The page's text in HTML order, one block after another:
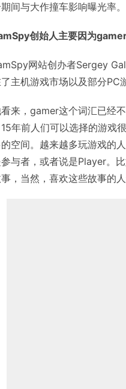
间与大作撞车影响曝光率。
创始人主要因为
网站创办者Sergey
主机游戏市场以及部分PC
来，gamer这个词汇已经
年前人们可以选择的游戏
空间。越来越多玩游戏的
与者，或者说是Player。
，当然，喜欢这些故事的